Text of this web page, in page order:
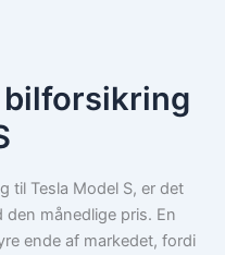
bilforsikring
til Tesla Model S, er det
månedlige pris. En
ende af markedet, fordi